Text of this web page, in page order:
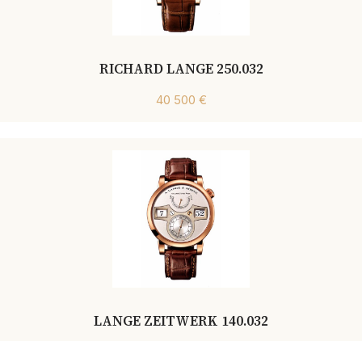
RICHARD LANGE 250.032
40 500 €
LANGE ZEITWERK 140.032